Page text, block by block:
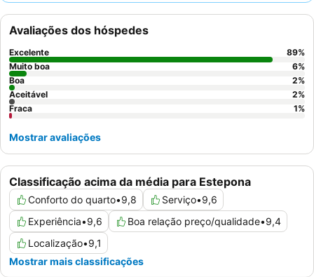
particular para o extenso buffet de pequeno-almoço. Para uma
estadia verdadeiramente indulgente, considere reservar um
quarto com
Classificação acima da média para Estepona
Conforto do quarto•9,8 Serviço•9,6
Experiência•9,6 Boa relação preço/qualidade•9,4
Localização•9,1
Mostrar mais classificações
Avaliações dos hóspedes
Excelente 89%
Muito boa
6%
Boa
2%
Aceitável
2%
Fraca
1%
Mostrar avaliações